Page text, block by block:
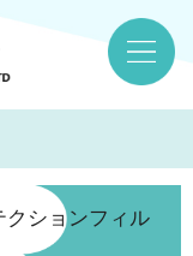
ションフィル